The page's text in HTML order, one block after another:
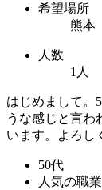
希望場所
熊
人数
1人
はじめまして。
うな感じと言わ
います。よろし
50代
人気の職業